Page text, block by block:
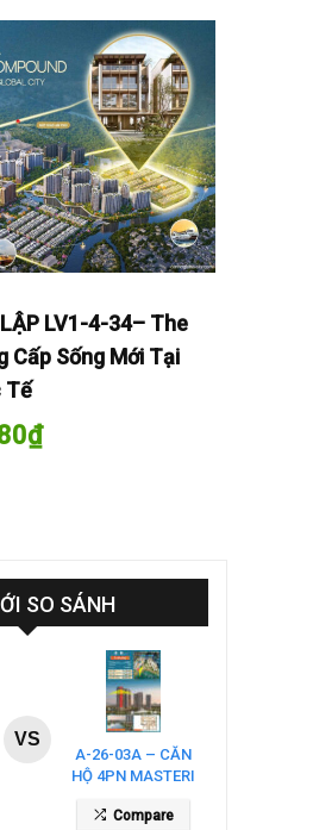
LV1-4-34– The
Cấp Sống Mới Tại
Tế
₫
SO SÁNH
VS
A-26-03A – CĂN
HỘ 4PN MASTERI
COSMO CENTRAL
– THE GLOBAL
Compare